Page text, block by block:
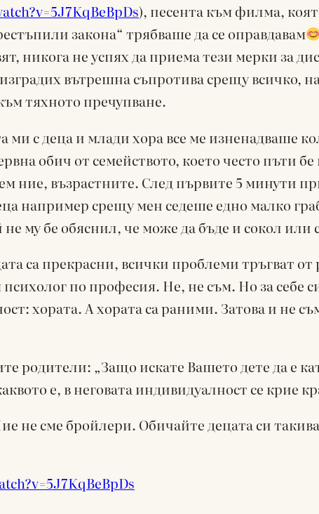
), песента към филма,
закона“ трябваше да се оправдавам
никога не успях да приема тези мерки за
вътрешна съпротива срещу всичко,
тяхното пречупване.
ми с деца и млади хора все ме изненадваше
обич от семейството, което често пъти
ние, възрастните. След първите 5 минути
например срещу мен седеше едно малко
не му бе обяснил, че може да бъде и сокол или
са прекрасни, всички проблеми тръгват
по професия. Не, не съм. Но за себе
хората. А хората са раними. Затова и не
родители: „Защо искате Вашето дете да е
е, в неговата индивидуалност се крие
не сме бройлери. Обичайте децата си